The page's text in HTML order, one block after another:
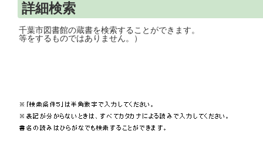
詳細検索
千葉市図書館の蔵書を検索することがで
等をするものではありません。）